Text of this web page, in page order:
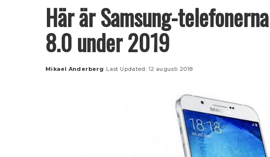
Här är Samsung-
8.0 under 2019
Posted
Mikael Anderberg Last Updated: 12 augusti 2018